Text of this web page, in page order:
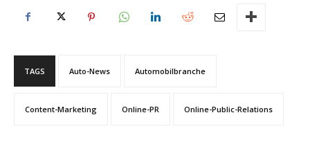
TAGS Auto-News Automobilbranche
Content-Marketing Online-PR Online-Public-Relations